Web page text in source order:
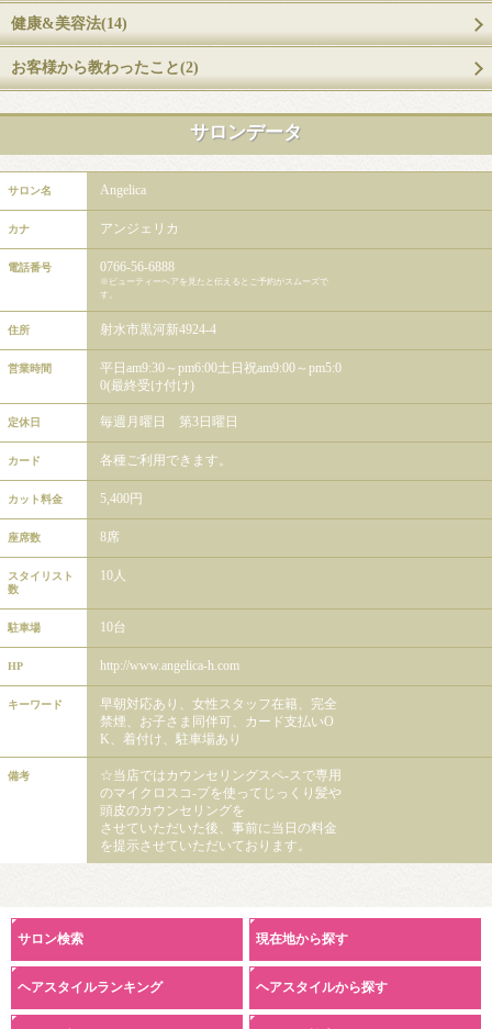
健康&美容法(14)
お客様から教わったこと(2)
サロンデータ
サロン名 Angelica
カナ アンジェリカ
電話番号 0766-56-6888
※ビューティーヘアを見たと伝えるとご予約がスムーズで
す。
住所 射水市黒河新4924-4
営業時間
平日am9:30～pm6:00土日祝am9:00～pm5:0
0(最終受け付け)
定休日 毎週月曜日 第3日曜日
カード 各種ご利用できます。
カット料金 5,400円
座席数 8席
スタイリスト
数
10人
駐車場 10台
HP http://www.angelica-h.com
キーワード
早朝対応あり、女性スタッフ在籍、完全
禁煙、お子さま同伴可、カード支払いO
K、着付け、駐車場あり
備考
☆当店ではカウンセリングスペ-スで専用
のマイクロスコ-プを使ってじっくり髪や
頭皮のカウンセリングを
させていただいた後、事前に当日の料金
を提示させていただいております。
サロン検索 現在地から探す
ヘアスタイルランキング ヘアスタイルから探す